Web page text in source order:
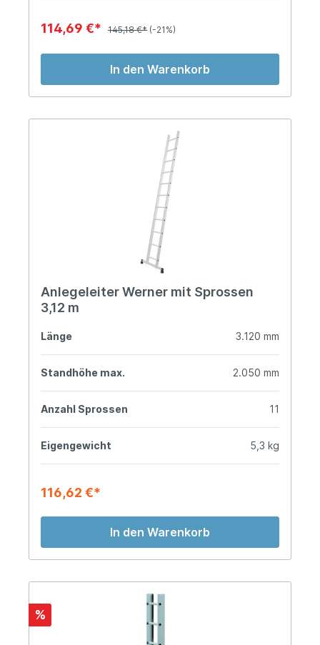
114,69 €* 145,18 €* (-21%)
In den Warenkorb
Anlegeleiter Werner mit Sprossen
3,12 m
Länge 3.120 mm
Standhöhe max. 2.050 mm
Anzahl Sprossen 11
Eigengewicht 5,3 kg
116,62 €*
In den Warenkorb
%